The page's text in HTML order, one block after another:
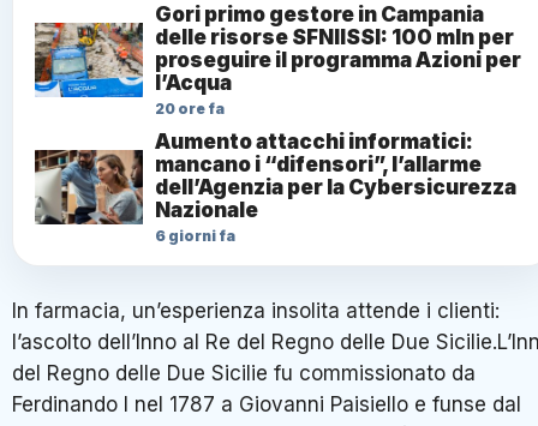
Gori primo gestore in Campania
delle risorse SFNIISSI: 100 mln per
proseguire il programma Azioni per
l’Acqua
20 ore fa
Aumento attacchi informatici:
mancano i “difensori”, l’allarme
dell’Agenzia per la Cybersicurezza
Nazionale
6 giorni fa
In farmacia, un’esperienza insolita attende i clienti:
l’ascolto dell’Inno al Re del Regno delle Due
del Regno delle Due Sicilie fu commissionato da
Ferdinando I nel 1787 a Giovanni Paisiello e funse dal